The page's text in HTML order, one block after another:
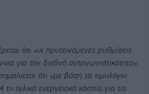
ότι «οι προτεινόμενες ρυθμίσεις
για την διεθνή ανταγωνιστικότητα».
ότι «με βάση τα τιμολόγιο
τελικό ενεργειακό κόστος για τις